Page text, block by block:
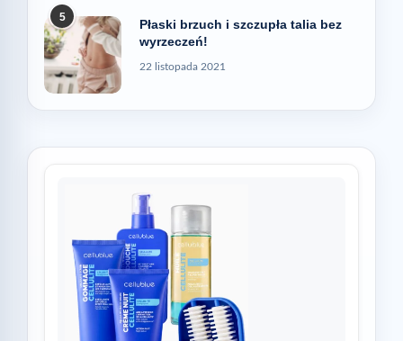
5
Płaski brzuch i szczupła talia bez
wyrzeczeń!
22 listopada 2021